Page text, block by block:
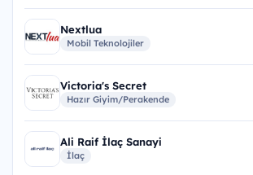
Nextlua
Mobil Teknolojiler
Victoria's Secret
Hazır Giyim/Perakende
Ali Raif İlaç Sanayi
İlaç